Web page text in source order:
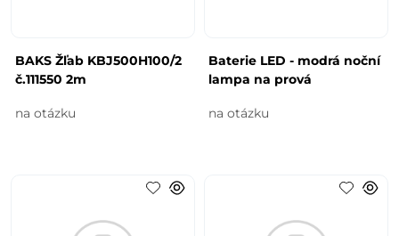
BAKS Žľab KBJ500H100/2
č.111550 2m
na otázku
Baterie LED - modrá noční
lampa na prová
na otázku